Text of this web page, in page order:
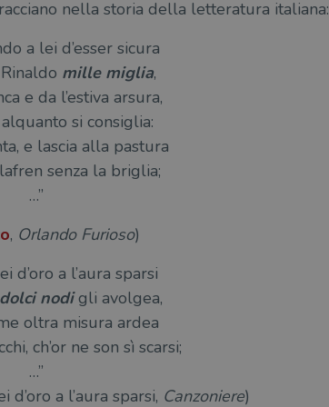
nella storia della letteratura italiana:
a lei d’esser sicura
mille miglia,
e da l’estiva arsura,
si consiglia:
e lascia alla pastura
senza la briglia;
…”
, Orlando Furioso)
d’oro a l’aura sparsi
nodi gli avolgea,
oltra misura ardea
ch’or ne son sì scarsi;
…”
d’oro a l’aura sparsi, Canzoniere)